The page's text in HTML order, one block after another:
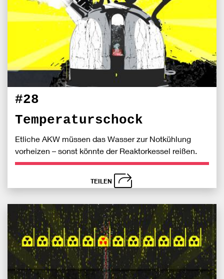
#28
Temperaturschock
Etliche AKW müssen das Wasser zur Notkühlung
vorheizen – sonst könnte der Reaktorkessel reißen.
TEILEN
schließen
Bei